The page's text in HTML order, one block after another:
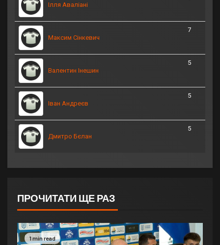
Ілля Аваліані
Максим Сінкевич
7
Валентин Інешин
5
Іван Андреєв
5
Дмитро Бєлан
5
ПРОЧИТАТИ ЩЕ РАЗ
1 min read